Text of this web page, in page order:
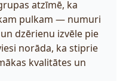
atzīmē, ka
pulkam — numuri
dzērienu izvēle pie
norāda, ka stiprie
kvalitātes un